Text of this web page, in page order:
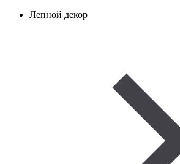
Лепной декор